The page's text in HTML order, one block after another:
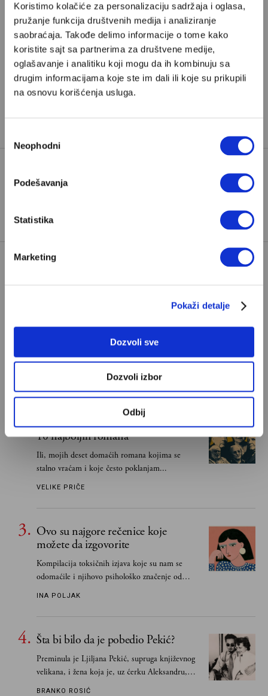
Koristimo kolačiće za personalizaciju sadržaja i oglasa,
pružanje funkcija društvenih medija i analiziranje
saobraćaja. Takođe delimo informacije o tome kako
koristite sajt sa partnerima za društvene medije,
oglašavanje i analitiku koji mogu da ih kombinuju sa
drugim informacijama koje ste im dali ili koje su prikupili
na osnovu korišćenja usluga.
сагласности
Neophodni
Podešavanja
Statistika
Marketing
Pokaži detalje
Dozvoli sve
Dozvoli izbor
Odbij
odaberete jedan od planova pretplate.
Pretplata
Već imate nalog?Ulogujte se
DOKUMENTARCI
POPULARNO
najboljih romana
Od Dragoslava Mihailovića i Meše Selimovića,
do Mihaila Lalića i Slavenke Drakulić...
Snježana Banović: Ovo je moja lista
10 najboljih romana
Ili, mojih deset domaćih romana kojima se
stalno vraćam i koje često poklanjam...
VELIKE PRIČE
Ovo su najgore rečenice koje
možete da izgovorite
Kompilacija toksičnih izjava koje su nam se
odomaćile i njihovo psihološko značenje od
INA POLJAK
Šta bi bilo da je pobedio Pekić?
Preminula je Ljiljana Pekić, supruga književnog
velikana, i žena koja je, uz ćerku Aleksandru,
vodila računa o zaostavštini pisca. Ovu priču o
BRANKO ROSIĆ